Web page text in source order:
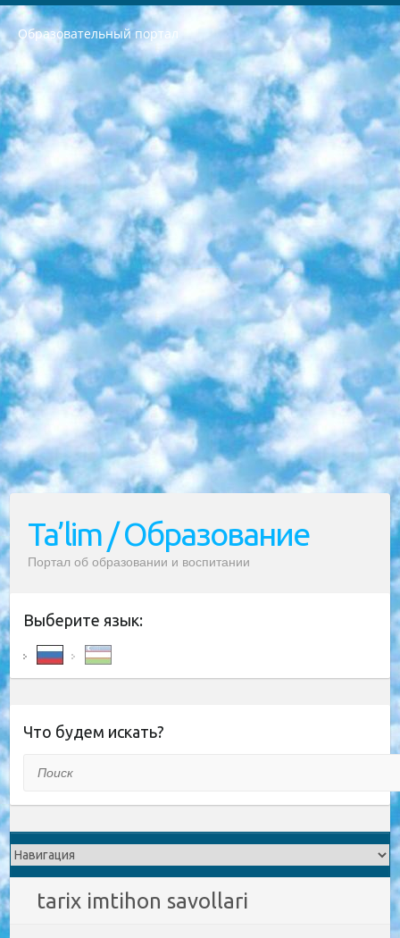
Образовательный портал
РЕСПУБЛИКА УЗБЕКИСТАН МИНИСТРЕРСТВО ДОШКОЛЬНОГО И ШКОЛЬНОГО ОБРАЗОВАНИЯ КОМАНДА в общеобразовательных учреждениях в 2023-2024 учебном году организация и проведение итоговой государственной аттестации обучающихся о Министра дошкольного и школьного образования Республики Узбекистан от 4 марта 2008 года (постановлением Минюста от 20 марта 2008 года № 1778 государственной регистрации) «Итоговое состояние учащихся общего среднего образования на основании положения об утверждении положения об аттестации общего среднего образования выпускной экзамен студентов в образовательных учреждениях в 2023-2024 учебном году В целях организации и прохождения аттестации приказываю: 1. Следующее: перечень предметов, по которым будет проводиться итоговая государственная аттестация и экзамен формы перевода согласно приложению 1; сертификаты международного образца, оценивающие уровень владения иностранными языками перечень согласно приложению 2; 2. Педагогический при специализированных образовательных учреждениях. научно-практический центр квалификации и международной оценки (Д.Давидова) 2024 г. До 25 марта: задания по предметам, по которым будет проводиться итоговая аттестация разработка и утверждение технических условий; итоговая аттестация на основании разработанного предметного задания разработка вопросов по предметам (устно и письменно), экзамен передача; общеобразовательные средние школы и специальные учебные заведения учащиеся выпускных классов школ и интернатов в агентской системе подготовка базы данных экзаменационных материалов и критериев оценки; перевод базы экзаменационных материалов на все языки обучения подать в Республиканский образовательный центр для изготовления; варианты экзаменов на основе разработанных контрольных материалов пусть будут поставлены задачи формирования. 3. Республиканский образовательный центр (Ш.Худайкулов) до 5 апреля 2024 года. до: база данных предоставленных экзаменационных материалов на все языки обучения перевод и экспертиза; для слепых, слабовидящих, глухих, слабослышащих и умственно отсталых детей учащиеся выпускных классов специализированных школ и школ-интернатов база данных экзаменационных материалов на всех преподаваемых языках подготовка критериев оценки; специализированные школы для умственно отсталых детей и технологии для учащихся выпускных классов школ-интернатов разработка соответствующих рекомендаций и критериев проведения ЕГЭ по естествознанию давать задания. 4. Педагогический при специализированных образовательных учреждениях. Научно-практический центр навыков и международной оценки (Д.Давидова), Республика образовательный центр (Худайкулов Ш.) итоговый государственный аттестационный экзамен ориентирован на творческое и логическое мышление при подготовке базы материалов учитывать введение заданий. 5. Следует отметить, что: сертификат государственного образца о знании общеобразовательного предмета и как минимум национальный уровень B1 по предметам на иностранных языках, указанным в Приложении 2. или международно признанный сертификат эквивалентного уровня студенты, изучающие определенный предмет, освобождаются от экзамена; по соответствующим предметам запланирована итоговая государственная аттестация за день до дня, путем жеребьевки Рабочей группой (в письменной форме по предметам, проводимым в форме) из числа сформированных вариантов выбрано 2 варианта; 2 выбранных варианта экзамена анонсированы на официальном сайте министерства и все выпускники по всей стране на основе этих вариантов проводит итоговую государственную аттестацию. 6. Государственное образование учащихся средних общеобразовательных учреждений. знания в соответствии с квалификационными требованиями, которые необходимо приобрести на основании стандартов итоговый (выпускной) контроль для 9 и 11 классов в целях тестирования Экзамены (далее – экзамены) состоят из предметов, перечисленных в приложении 1. будет сделано. 7. Экзамены пройдут с 26 мая по 15 июня 2024 г. (кроме науки физического воспитания). 8. Физическая для учащихся 9 классов общесредних образовательных учреждений. Экзамены по предмету «Образование, квалификация медицина» 1-6 мая 2024 года. сотрудники перевести под присмотр (с отклонениями в физическом или умственном развитии) специализированная школа для детей, школы-интернаты и со сколиозом школы-интернаты санаторного типа для больных детей исключены). 9. Он был слепым, слабовидящим и имел нарушения опорно-двигательного аппарата. экзамены в специализированных школах и интернатах для детей должны проводиться исходя из требований, предъявляемых к общеобразовательным учреждениям (физкультура кроме науки). 10. Специализированная школа для глухих и слабослышащих детей. и экзамены в интернатах и быть реализован в виде письменного теста по математике. 11. Специальность для умственно отсталых детей. Для 9 класса Родной язык и литературное письмо Государственный язык (язык обучения – узбекский). для неклассов) написано Математическое письмо Письменная/устная история Узбекистана Физическое воспитание практично Итоговый контроль Для 11 класса Написание родного языка и литературы (эссе) Математическое письмо Узбекский язык (обучение на узбекском языке) не посещающее общее среднее образование для учреждений)/Образовательное учреждение выбор письменный и устный Иностранный язык письменный/устный Письменная/устная история Узбекистана *По выбору студента:  Химия  Физика  Основы государственного права  География 10 бесплатных образовательных ресурсов - Мы составили подборку онлайн-проектов с интерактивными упражнениями, видеолекциями и статьями. Они помогут вам обрести новые и освежить старые знания бесплатно. 1. «ИНТУИТ» Старейшая образовательная площадка Рунета. Здесь вы найдёте сотни текстовых и видеокурсов на десятки различных тем — от программирования до психологии. Многие курсы подготовлены российскими университетами и крупными международными компаниями вроде Intel и Microsoft. Самостоятельное обучение бесплатное, но желающие могут оплатить услуги персональных наставников. 2. «Смартия» знакомит с актуальными профессиями и подсказывает, как им обучаться. Выбрав заинтересовавшую вас специальность — SMM-специалист, фотограф, веб-дизайнер или другую, — увидите список необходимых для неё умений. Чтобы вы могли освоить их самостоятельно, для каждого умения площадка отображает подборку ссылок на учебные материалы. Хотя «Смартия» ориентируется на русскоязычную аудиторию, часть контента всё же доступна только на английском. 3. «Лекторий Физтеха» Проект Московского физико-технического института (Физтеха). С его помощью вы можете смотреть онлайн серии лекций, записанные на видео в этом вузе. В числе доступных предметов — физика, биология, химия, информационные технологии и другие. К некоторым лекциям администрация ресурса прилагает готовые конспекты, которые можно скачивать в PDF-формате. 4. ITMOcourses Онлайн-площадка Санкт-Петербургского национального исследовательского университета информационных технологий, механики и оптики (ИТМО). Ресурс предоставляет свободный доступ к курсам, разработанным в этом вузе. Каталог материалов разбит на четыре категории: «Оптические системы и технологии», «Приборостроение и робототехника», «Информационные технологии» и «Биотехнологии». Курсы состоят из видеолекций, интерактивных демонстраций и заданий. 5. «КиберЛенинка» Электронная научная библиотека открытого доступа. Каталог площадки регулярно обрастает текстами статей из различных научных изданий. Сгруппированные по журналам и рубрикам публикации можно читать онлайн или скачивать целиком в PDF-формате. Проект нацелен на популяризацию науки за счёт открытого доступа к качественной информации. 6. «ПостНаука» На этом ресурсе публикуют подборки видеолекций, составленные экспертами из разных отраслей и объединённые общими темами. Среди них, к примеру, есть серии «Биоинформатика и геномика», «Культура средневековой Скандинавии» и Cinema Studies о теории кино. Каждая подборка лекций — логически связанная история, рассказанная экспертом от первого лица. Кроме того, на сайте появляются научно-образовательные статьи и тесты на разные темы. 7. «Newочём» Команда проекта «Newочём» отбирает самые интересные тексты из англоязычных СМИ и переводит те из них, за которые голосуют участники сообщества «ВКонтакте». По большей части это научно-популярные статьи. Редакторы придумывают лишь заголовки, в остальном содержание переводов соответствует оригиналам. Полные тексты можно читать прямо в социальной сети. 8. InternetUrok Онлайн-база материалов по основным дисциплинам школьной программы. Информация на сайте структурирована по классам, предметам и темам (урокам). Каждый урок состоит из видеолекций и конспектов. Есть также интерактивные тренажёры и тесты для закрепления пройденного материала. Даже если вы давно окончили школу, возможность повторить программу старших классов всегда может пригодиться. 9. Edutainme Ещё один ресурс об образовании. В отличие от Newtonew, как мне кажется, Edutainme больше ориентируется на представителей индустрии: педагогов, предпринимателей, разработчиков образовательных проектов. Но и любой, кто просто стремится к саморазвитию, найдёт на сайте много полезного и интересного для себя. Например, информацию о новых курсах и образовательных сервисах. 10. Newtonew Онлайн-медиа об образовании и обучении в широком смысле. Авторы Newtonew пишут об инструментах, заведениях, тактиках и стратегиях, которые помогают учить других и получать новые знания самостоятельно. На этой площадке вы найдёте новости, обзоры, аналитические мат
Ta’lim / Образование
Портал об образовании и воспитании
Выберите язык:
Что будем искать?
tarix imtihon savollari